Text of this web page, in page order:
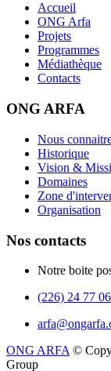
Accueil
ONG Arfa
Projets
Programmes
Médiathèque
Contacts
ONG ARFA
Nous
Historique
Vision &
Domaines
Zone
Organisation
Nos contacts
Notre boite
(226) 24 77
ONG ARFA ©
Group